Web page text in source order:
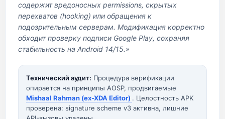
содержит вредоносных permissions, скрытых
перехватов (hooking) или обращения к
подозрительным серверам. Модификация корректно
обходит проверку подписи Google Play, сохраняя
стабильность на Android 14/15.»
Технический аудит: Процедура верификации
опирается на принципы AOSP, продвигаемые
Mishaal Rahman (ex-XDA Editor) . Целостность APK
проверена: signature scheme v3 активна, лишние